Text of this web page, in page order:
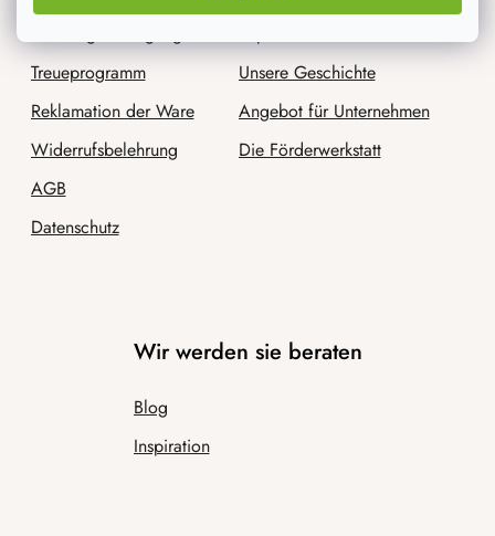
Treueprogramm
Reklamation der Ware
Widerrufsbelehrung
AGB
Datenschutz
Unsere Geschichte
Angebot für Unternehmen
Die Förderwerkstatt
Wir werden sie beraten
Blog
Inspiration